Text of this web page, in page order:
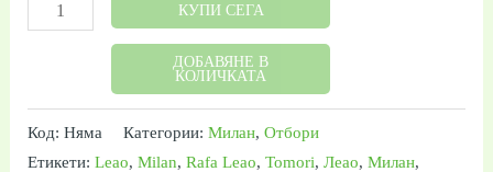
КУПИ СЕГА
ДОБАВЯНЕ В
КОЛИЧКАТА
Код:Няма Категории:Милан,Отбори
Етикети:Leao,Milan,Rafa Leao,Tomori,Леао,Милан,